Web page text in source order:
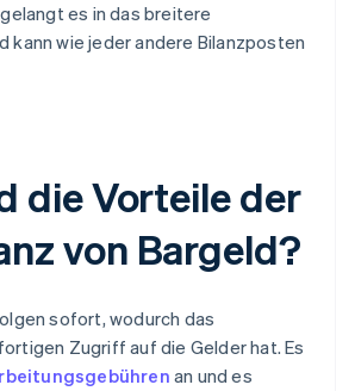
es in das breitere
kann wie jeder andere Bilanzposten
die Vorteile der
von Bargeld?
sofort, wodurch das
Zugriff auf die Gelder hat. Es
an und es